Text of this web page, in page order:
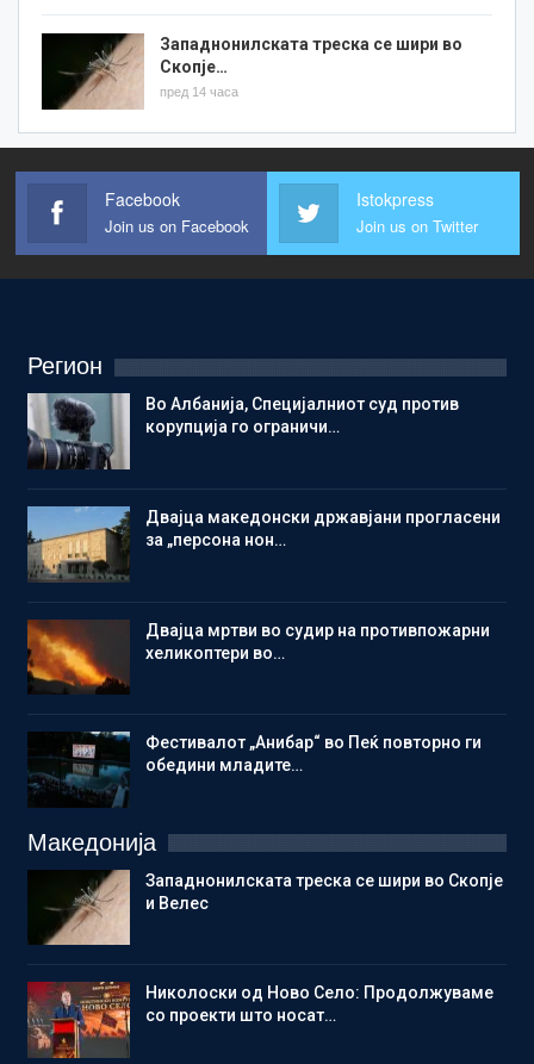
Западнонилската треска се шири во
Скопје…
пред 14 часа
Facebook
Join us on Facebook
Istokpress
Join us on Twitter
Регион
Во Албанија, Специјалниот суд против
корупција го ограничи…
Двајца македонски државјани прогласени
за „персона нон…
Двајца мртви во судир на противпожарни
хеликоптери во…
Фестивалот „Анибар“ во Пеќ повторно ги
обедини младите…
Македонија
Западнонилската треска се шири во Скопје
и Велес
Николоски од Ново Село: Продолжуваме
со проекти што носат…